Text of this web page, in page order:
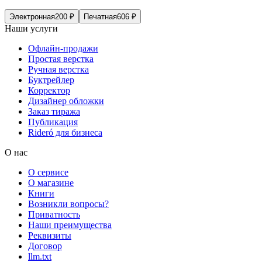
Электронная200 ₽ Печатная606 ₽
Наши услуги
Офлайн-продажи
Простая верстка
Ручная верстка
Буктрейлер
Корректор
Дизайнер обложки
Заказ тиража
Публикация
Rideró для бизнеса
О нас
О сервисе
О магазине
Книги
Возникли вопросы?
Приватность
Наши преимущества
Реквизиты
Договор
llm.txt